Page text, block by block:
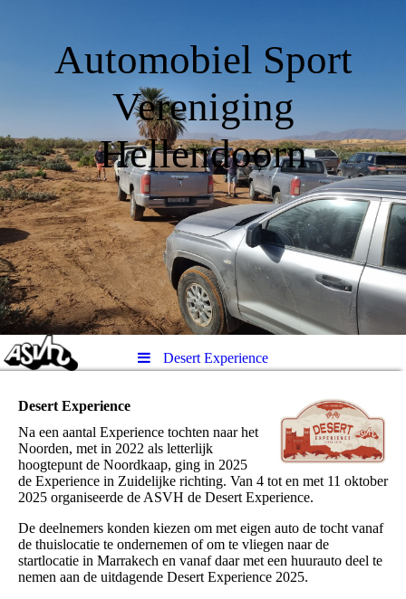
Automobiel Sport
Vereniging
Hellendoorn
Desert Experience
Desert Experience
Na een aantal Experience tochten naar het
Noorden, met in 2022 als letterlijk
hoogtepunt de Noordkaap, ging in 2025
de Experience in Zuidelijke richting. Van 4 tot en met 11 oktober
2025 organiseerde de ASVH de Desert Experience.
De deelnemers konden kiezen om met eigen auto de tocht vanaf
de thuislocatie te ondernemen of om te vliegen naar de
startlocatie in Marrakech en vanaf daar met een huurauto deel te
nemen aan de uitdagende Desert Experience 2025.